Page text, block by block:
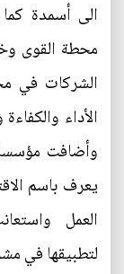
الى أسمدة
محطة القوى
الشركات في
الأداء
وأضافت
يعرف باسم
العمل
لتطبيقها في